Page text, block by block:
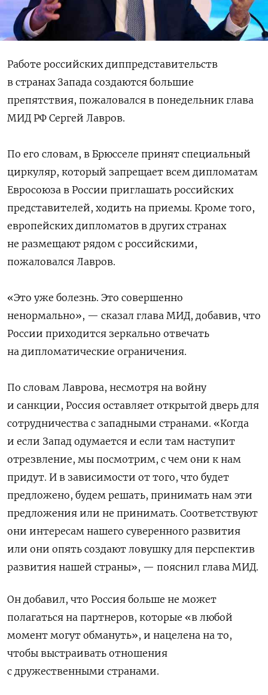
Работе российских диппредставительств
в странах Запада создаются большие
препятствия, пожаловался в понедельник глава
МИД РФ Сергей Лавров.
По его словам, в Брюсселе принят специальный
циркуляр, который запрещает всем дипломатам
Евросоюза в России приглашать российских
представителей, ходить на приемы. Кроме того,
европейских дипломатов в других странах
не размещают рядом с российскими,
пожаловался Лавров.
«Это уже болезнь. Это совершенно
ненормально», — сказал глава МИД, добавив, что
России приходится зеркально отвечать
на дипломатические ограничения.
По словам Лаврова, несмотря на войну
и санкции, Россия оставляет открытой дверь для
сотрудничества с западными странами. «Когда
и если Запад одумается и если там наступит
отрезвление, мы посмотрим, с чем они к нам
придут. И в зависимости от того, что будет
предложено, будем решать, принимать нам эти
предложения или не принимать. Соответствуют
они интересам нашего суверенного развития
или они опять создают ловушку для перспектив
развития нашей страны», — пояснил глава МИД.
Он добавил, что Россия больше не может
полагаться на партнеров, которые «в любой
момент могут обмануть», и нацелена на то,
чтобы выстраивать отношения
с дружественными странами.